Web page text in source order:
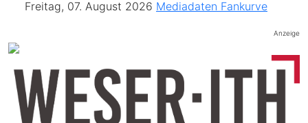
Freitag, 07. August 2026 Mediadaten Fankurve
Anzeige